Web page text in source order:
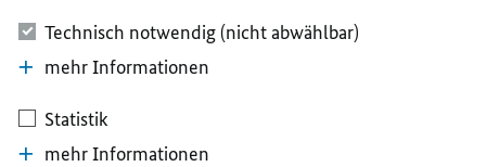
Technisch notwendig (nicht abwählbar)
mehr Informationen
Statistik
mehr Informationen